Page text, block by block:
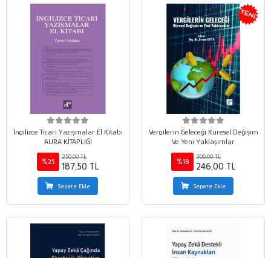
İngilizce Ticari Yazışmalar El Kitabı
AURA KİTAPLIĞI
%25
250,00 TL
187,50 TL
Sepete Ekle
Vergilerin Geleceği Küresel Değişim
Ve Yeni Yaklaşımlar
%18
300,00 TL
246,00 TL
Sepete Ekle